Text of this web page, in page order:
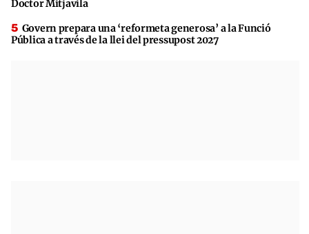
Doctor Mitjavila
Govern prepara una ‘reformeta generosa’ a la Funció
Pública a través de la llei del pressupost 2027